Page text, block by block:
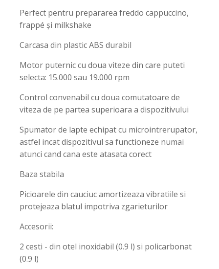
Perfect pentru prepararea freddo cappuccino,
frappé și milkshake
Carcasa din plastic ABS durabil
Motor puternic cu doua viteze din care puteti
selecta: 15.000 sau 19.000 rpm
Control convenabil cu doua comutatoare de
viteza de pe partea superioara a dispozitivului
Spumator de lapte echipat cu microintrerupator,
astfel incat dispozitivul sa functioneze numai
atunci cand cana este atasata corect
Baza stabila
Picioarele din cauciuc amortizeaza vibratiile si
protejeaza blatul impotriva zgarieturilor
Accesorii:
2 cesti - din otel inoxidabil (0.9 l) si policarbonat
(0.9 l)